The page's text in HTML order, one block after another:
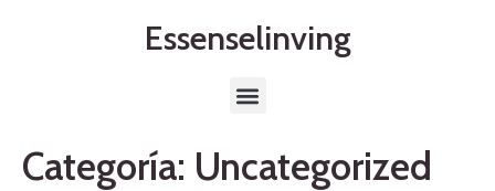
Essenselinving
Categoría: Uncategorized